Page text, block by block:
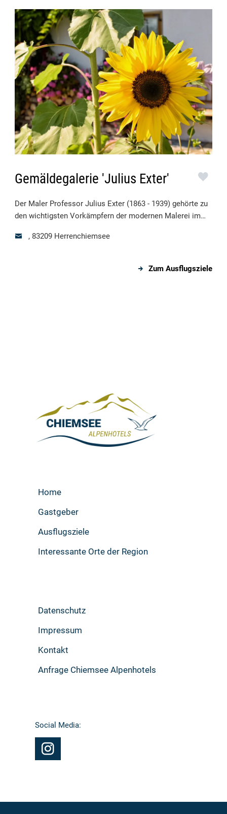
Gemäldegalerie 'Julius Exter'
Der Maler Professor Julius Exter (1863 - 1939) gehörte zu
den wichtigsten Vorkämpfern der modernen Malerei im
, 83209 Herrenchiemsee
Zum Ausflugsziele
Home
Gastgeber
Ausflugsziele
Interessante Orte der Region
Datenschutz
Impressum
Kontakt
Anfrage Chiemsee Alpenhotels
Social Media: